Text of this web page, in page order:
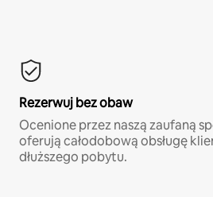
Rezerwuj bez obaw
Ocenione przez naszą zaufaną
oferują całodobową obsługę
dłuższego pobytu.